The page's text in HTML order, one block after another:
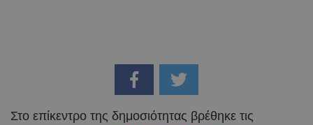
Στο επίκεντρο της δημοσιότητας βρέθηκε τις